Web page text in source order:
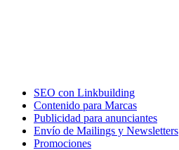
SEO con Linkbuilding
Contenido para Marcas
Publicidad para anunciantes
Envío de Mailings y Newsletters
Promociones